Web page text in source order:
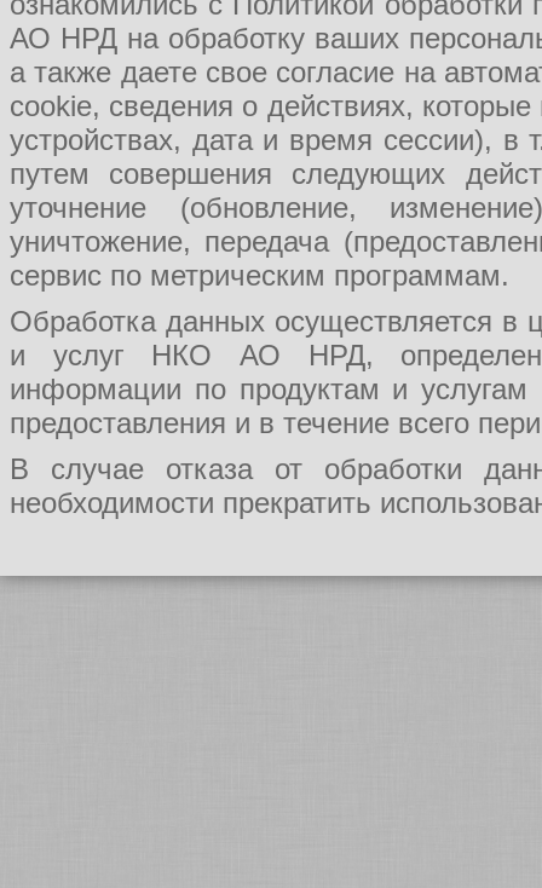
АО НРД на обработку ваших
а также даете свое согласие на
cookie, сведения о действиях,
устройствах, дата и время сессии), в
путем совершения следующих
уточнение (обновление,
уничтожение, передача
сервис по метрическим программам.
Обработка данных осуществляется в
и услуг НКО АО НРД, определения
информации по продуктам и
предоставления и в течение всего
В случае отказа от обработки
необходимости прекратить